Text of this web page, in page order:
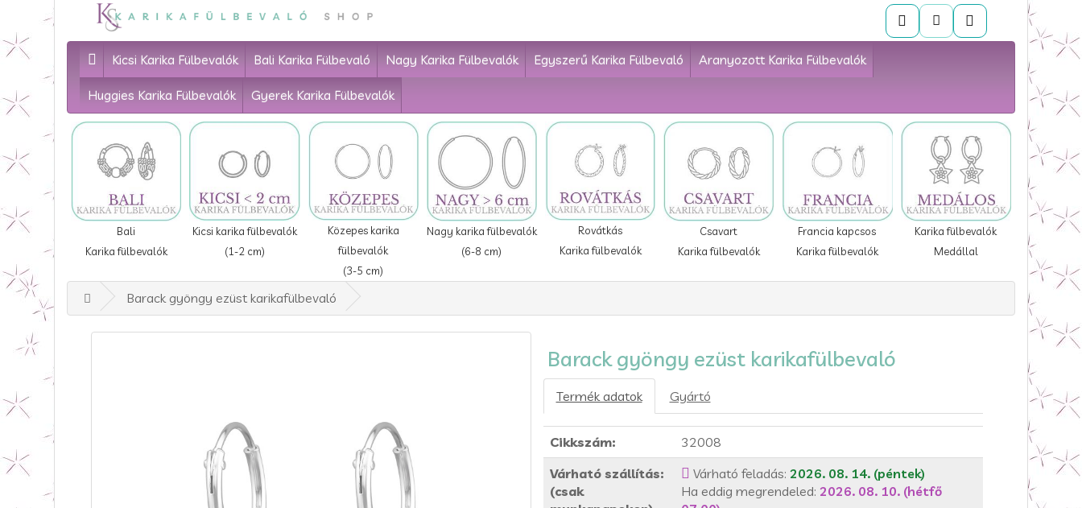
Kicsi Karika Fülbevalók Bali Karika Fülbevaló Nagy Karika Fülbevalók Egyszerű Karika Fülbevaló Aranyozott Karika Fülbevalók
Huggies Karika Fülbevalók Gyerek Karika Fülbevalók
Bali
Karika fülbevalók
Kicsi karika fülbevalók
(1-2 cm)
Közepes karika
fülbevalók
(3-5 cm)
Nagy karika fülbevalók
(6-8 cm)
Rovátkás
Karika fülbevalók
Csavart
Karika fülbevalók
Francia kapcsos
Karika fülbevalók
Karika fülbevalók
Medállal
Barack gyöngy ezüst karikafülbevaló
Barack gyöngy ezüst karikafülbevaló
Termék adatok Gyártó
Cikkszám:
32008
Várható szállítás:
(csak
Várható feladás: 2026. 08. 14. (péntek)
Ha eddig megrendeled: 2026. 08. 10. (hétfő